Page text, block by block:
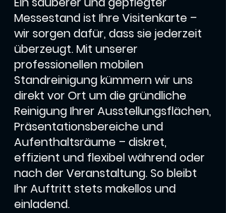
Messestand ist Ihre Visitenkarte –
wir sorgen dafür, dass sie jederzeit
überzeugt. Mit unserer
professionellen mobilen
Standreinigung kümmern wir uns
direkt vor Ort um die gründliche
Reinigung Ihrer Ausstellungsflächen,
Präsentationsbereiche und
Aufenthaltsräume – diskret,
effizient und flexibel während oder
nach der Veranstaltung. So bleibt
Ihr Auftritt stets makellos und
einladend.